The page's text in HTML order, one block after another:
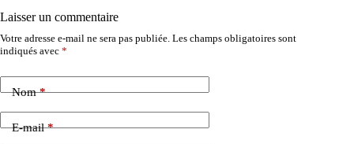
Laisser un commentaire
Votre adresse e-mail ne sera pas publiée. Les champs obligatoires sont
indiqués avec *
Nom*
E-mail*